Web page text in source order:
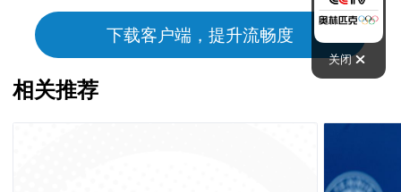
下载客户端，提升流畅度
相关推荐
关闭